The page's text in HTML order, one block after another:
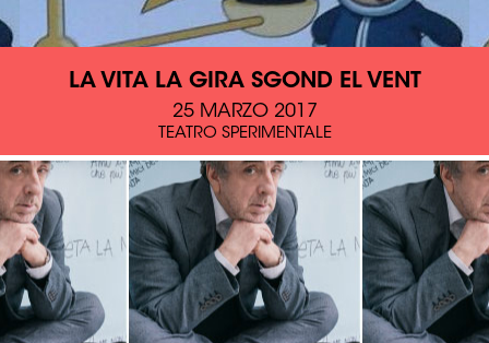
LA VITA LA GIRA SGOND EL VENT
25 MARZO 2017
TEATRO SPERIMENTALE